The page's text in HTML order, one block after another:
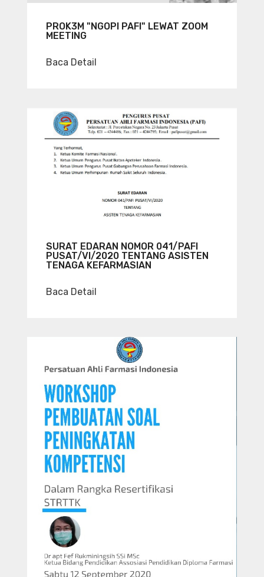
PROK3M "NGOPI PAFI" LEWAT ZOOM
MEETING
Baca Detail
SURAT EDARAN NOMOR 041/PAFI
PUSAT/VI/2020 TENTANG ASISTEN
TENAGA KEFARMASIAN
Baca Detail